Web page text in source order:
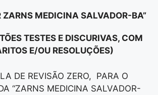
ZARNS MEDICINA SALVADOR-BA”
TESTES E DISCURIVAS, COM
E/OU RESOLUÇÕES)
DE REVISÃO ZERO, PARA O
“ZARNS MEDICINA SALVADOR-